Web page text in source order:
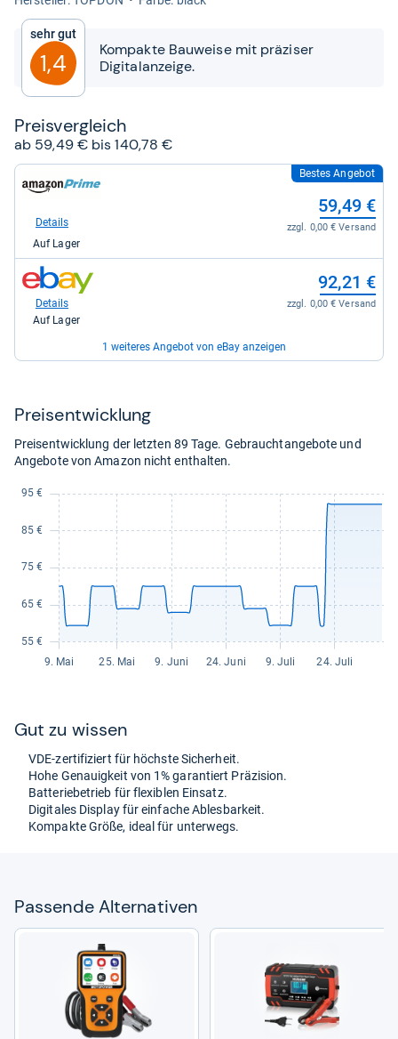
von
Sternen
Sehr gut
1,4
Kompakte Bauweise mit präziser
Digitalanzeige.
Preis­ver­gleich
ab 59,49 € bis 140,78 €
Shop:
Amazon.de
59,49
kaufen.
Bestes Angebot
59,49 €
zzgl. 0,00 € Versand
Details
Auf Lager
zum
Shop:
eBay
92,21 €
zzgl. 0,00 € Versand
Details
Auf Lager
1 weiteres Angebot von eBay anzeigen
eBay
140,78
kaufen.
Details
Auf Lager
Preis­ent­wick­lung
Preisentwicklung der letzten 89 Tage. Gebrauchtangebote und
Angebote von Amazon nicht enthalten.
Gut zu wis­sen
VDE-​zer­ti­fi­ziert für höchste Sicher­heit.
Hohe Genau­ig­keit von 1% garan­tiert Prä­zi­sion.
Bat­te­rie­be­trieb für fle­xiblen Ein­satz.
Digi­ta­les Dis­play für ein­fa­che Ables­bar­keit.
Kom­pakte Größe, ideal für unter­wegs.
Pas­sende Alter­na­ti­ven